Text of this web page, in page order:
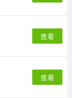
查看
查看